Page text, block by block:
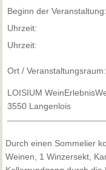
Beginn der Veranstaltung:
Uhrzeit:
Uhrzeit:
Ort / Veranstaltungsraum:
LOISIUM
3550 Langenlois
Durch einen Sommelier
Weinen, 1 Winzersekt,